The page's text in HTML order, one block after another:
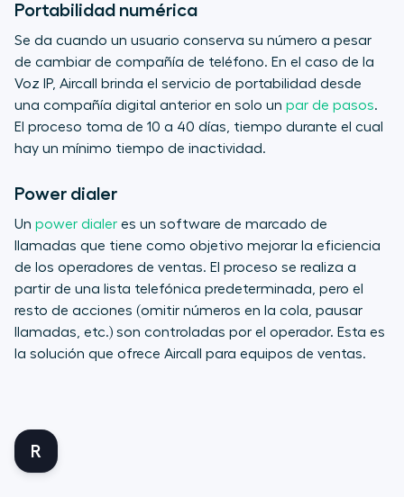
Portabilidad numérica
Se da cuando un usuario conserva su número a pesar
de cambiar de compañía de teléfono. En el caso de la
Voz IP, Aircall brinda el servicio de portabilidad desde
una compañía digital anterior en solo un par de pasos.
El proceso toma de 10 a 40 días, tiempo durante el cual
hay un mínimo tiempo de inactividad.
Power dialer
Un power dialer es un software de marcado de
llamadas que tiene como objetivo mejorar la eficiencia
de los operadores de ventas. El proceso se realiza a
partir de una lista telefónica predeterminada, pero el
resto de acciones (omitir números en la cola, pausar
llamadas, etc.) son controladas por el operador. Esta es
la solución que ofrece Aircall para equipos de ventas.
R